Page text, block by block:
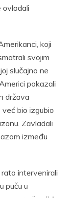
ovladali
koji
svojim
slučajno ne
pokazali
država
već bio izgubio
Zavladali
između
intervenirali
puču u